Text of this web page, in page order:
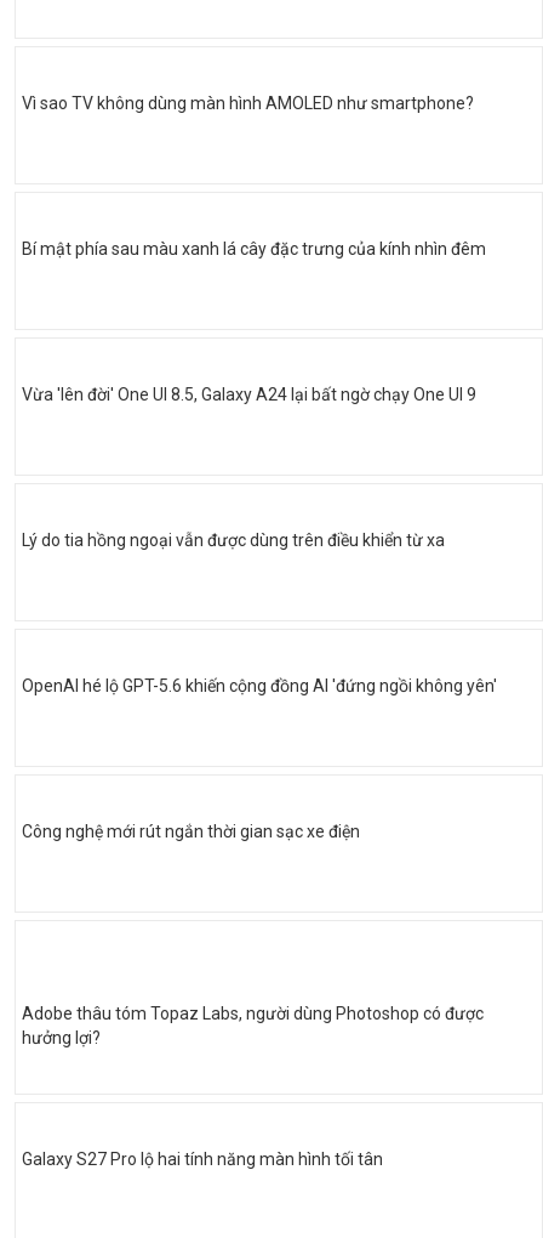
Vì sao TV không dùng màn hình AMOLED như smartphone?
Bí mật phía sau màu xanh lá cây đặc trưng của kính nhìn đêm
Vừa 'lên đời' One UI 8.5, Galaxy A24 lại bất ngờ chạy One UI 9
Lý do tia hồng ngoại vẫn được dùng trên điều khiển từ xa
OpenAI hé lộ GPT-5.6 khiến cộng đồng AI 'đứng ngồi không yên'
Công nghệ mới rút ngắn thời gian sạc xe điện
Adobe thâu tóm Topaz Labs, người dùng Photoshop có được
hưởng lợi?
Galaxy S27 Pro lộ hai tính năng màn hình tối tân